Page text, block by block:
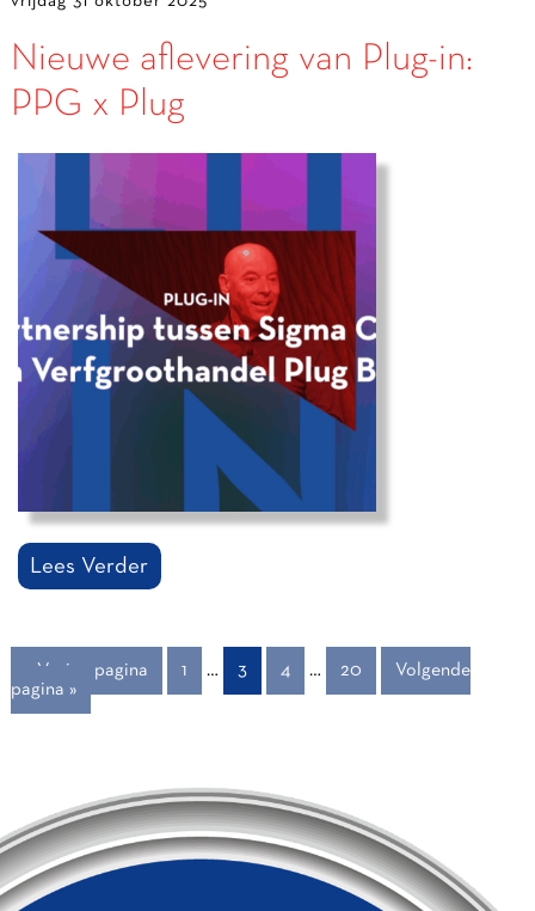
Nieuwe aflevering van Plug-in:
PPG x Plug
Lees Verder
« Vorige pagina 1 … 3 4 … 20
Volgende
pagina »